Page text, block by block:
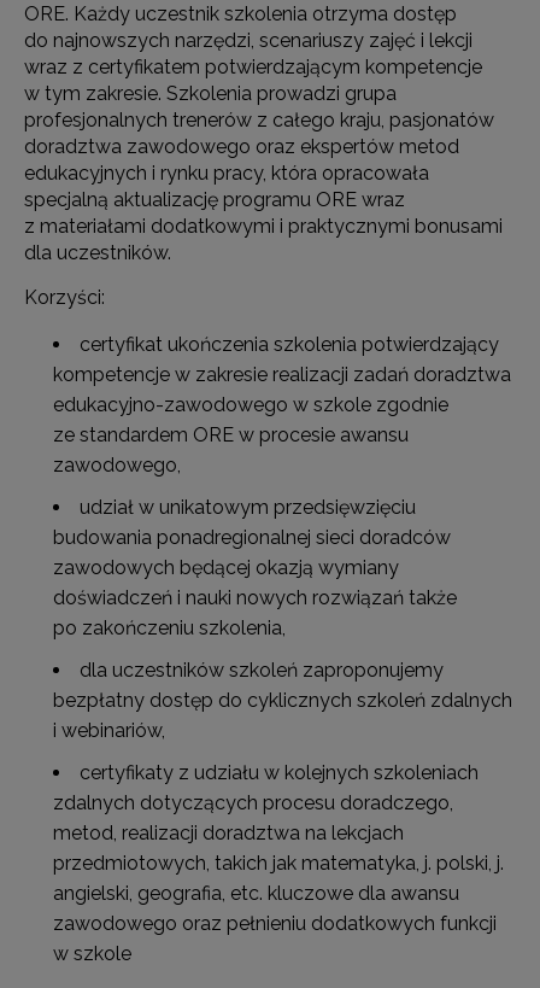
ORE. Każdy uczestnik szkolenia otrzyma dostęp
do najnowszych narzędzi, scenariuszy zajęć i lekcji
wraz z certyfikatem potwierdzającym kompetencje
w tym zakresie. Szkolenia prowadzi grupa
profesjonalnych trenerów z całego kraju, pasjonatów
doradztwa zawodowego oraz ekspertów metod
edukacyjnych i rynku pracy, która opracowała
specjalną aktualizację programu ORE wraz
z materiałami dodatkowymi i praktycznymi bonusami
dla uczestników.
Korzyści:
certyfikat ukończenia szkolenia potwierdzający
kompetencje w zakresie realizacji zadań doradztwa
edukacyjno-zawodowego w szkole zgodnie
ze standardem ORE w procesie awansu
zawodowego,
udział w unikatowym przedsięwzięciu
budowania ponadregionalnej sieci doradców
zawodowych będącej okazją wymiany
doświadczeń i nauki nowych rozwiązań także
po zakończeniu szkolenia,
dla uczestników szkoleń zaproponujemy
bezpłatny dostęp do cyklicznych szkoleń zdalnych
i webinariów,
certyfikaty z udziału w kolejnych szkoleniach
zdalnych dotyczących procesu doradczego,
metod, realizacji doradztwa na lekcjach
przedmiotowych, takich jak matematyka, j. polski, j.
angielski, geografia, etc. kluczowe dla awansu
zawodowego oraz pełnieniu dodatkowych funkcji
w szkole